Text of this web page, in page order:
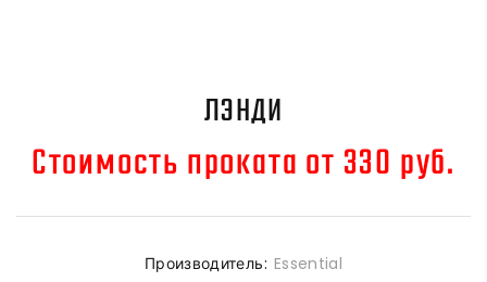
ЛЭНДИ
Стоимость проката от 330 руб.
Производитель: Essential